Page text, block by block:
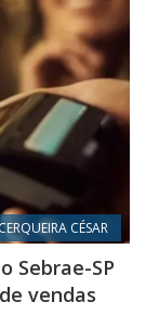
CERQUEIRA CÉSAR
Sebrae-SP
vendas